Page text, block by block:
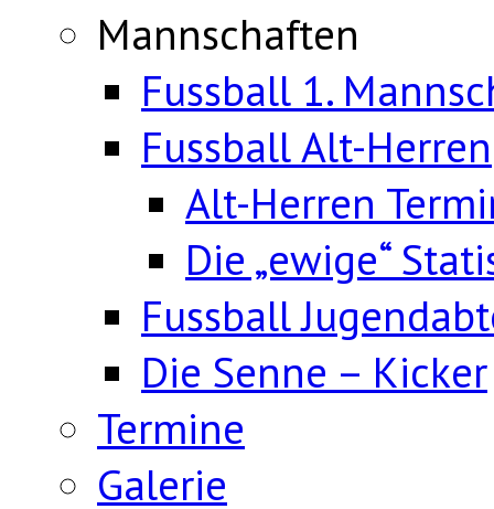
Mannschaften
Fussball 1.
Fussball Alt-Herren
Alt-Herren
Die „ewige“
Fussball
Die Senne – Kicker
Termine
Galerie